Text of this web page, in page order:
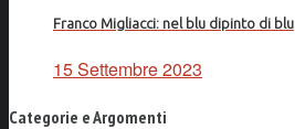
Franco Migliacci: nel blu dipinto di blu
15 Settembre 2023
Categorie e Argomenti